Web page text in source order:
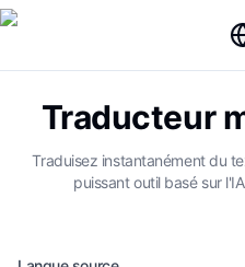
Traducteur
Traduisez instantanément du
puissant outil basé sur